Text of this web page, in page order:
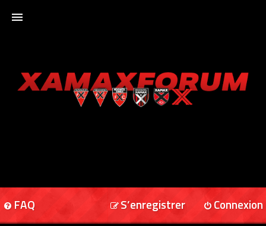
XAMAXFORUM
FAQ Connexion
S’enregistrer